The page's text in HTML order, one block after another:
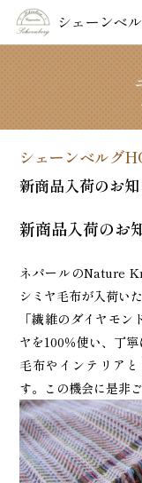
シェーンベ
シェー
よ
シェーンベルグ
新商品入荷のお
新商品入荷のお
ネパールのNature
シミヤ毛布が入荷い
「繊維のダイヤモン
ヤを100％使い、丁寧
毛布やインテリア
す。この機会に是非